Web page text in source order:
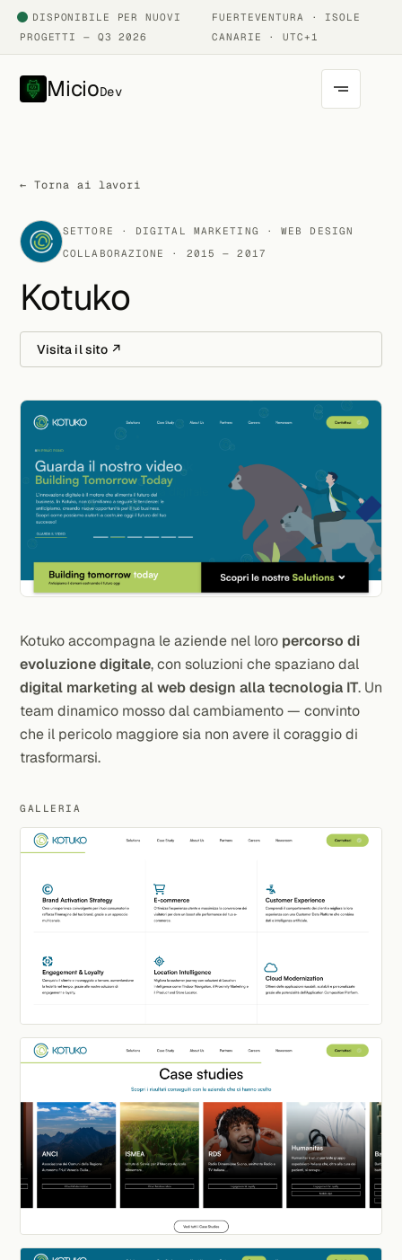
DISPONIBILE PER NUOVI
PROGETTI — Q3 2026
FUERTEVENTURA · ISOLE
CANARIE · UTC+1
MicioDev
← Torna ai lavori
SETTORE · DIGITAL MARKETING · WEB DESIGN
COLLABORAZIONE · 2015 — 2017
Kotuko
Visita il sito ↗
Kotuko accompagna le aziende nel loro percorso di
evoluzione digitale, con soluzioni che spaziano dal
digital marketing al web design alla tecnologia IT. Un
team dinamico mosso dal cambiamento — convinto
che il pericolo maggiore sia non avere il coraggio di
trasformarsi.
GALLERIA